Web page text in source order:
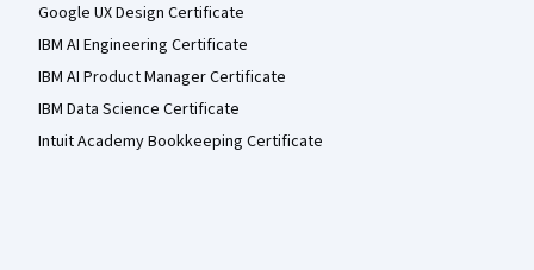
Google UX Design Certificate
IBM AI Engineering Certificate
IBM AI Product Manager Certificate
IBM Data Science Certificate
Intuit Academy Bookkeeping Certificate